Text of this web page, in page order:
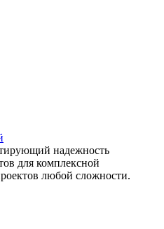
надежность
для комплексной
любой сложности.